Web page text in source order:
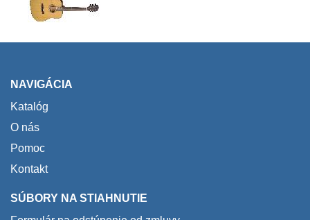
NAVIGÁCIA
Katalóg
O nás
Pomoc
Kontakt
SÚBORY NA STIAHNUTIE